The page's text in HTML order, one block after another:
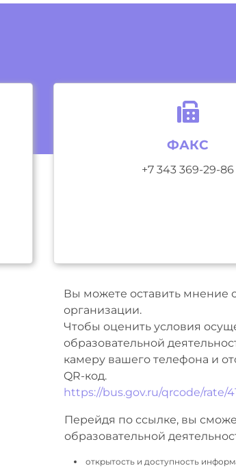
ФАКС
+7 343 369-29-86
Вы можете оставить мнение
организации.
Чтобы оценить условия
образовательной
камеру вашего телефона и
QR-код.
https://bus.gov.ru/qrcode/rate/
Перейдя по ссылке, вы
образовательной
открытость и доступность